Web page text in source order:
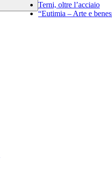
Terni, oltre l’acciaio
“Eutimia – Arte e